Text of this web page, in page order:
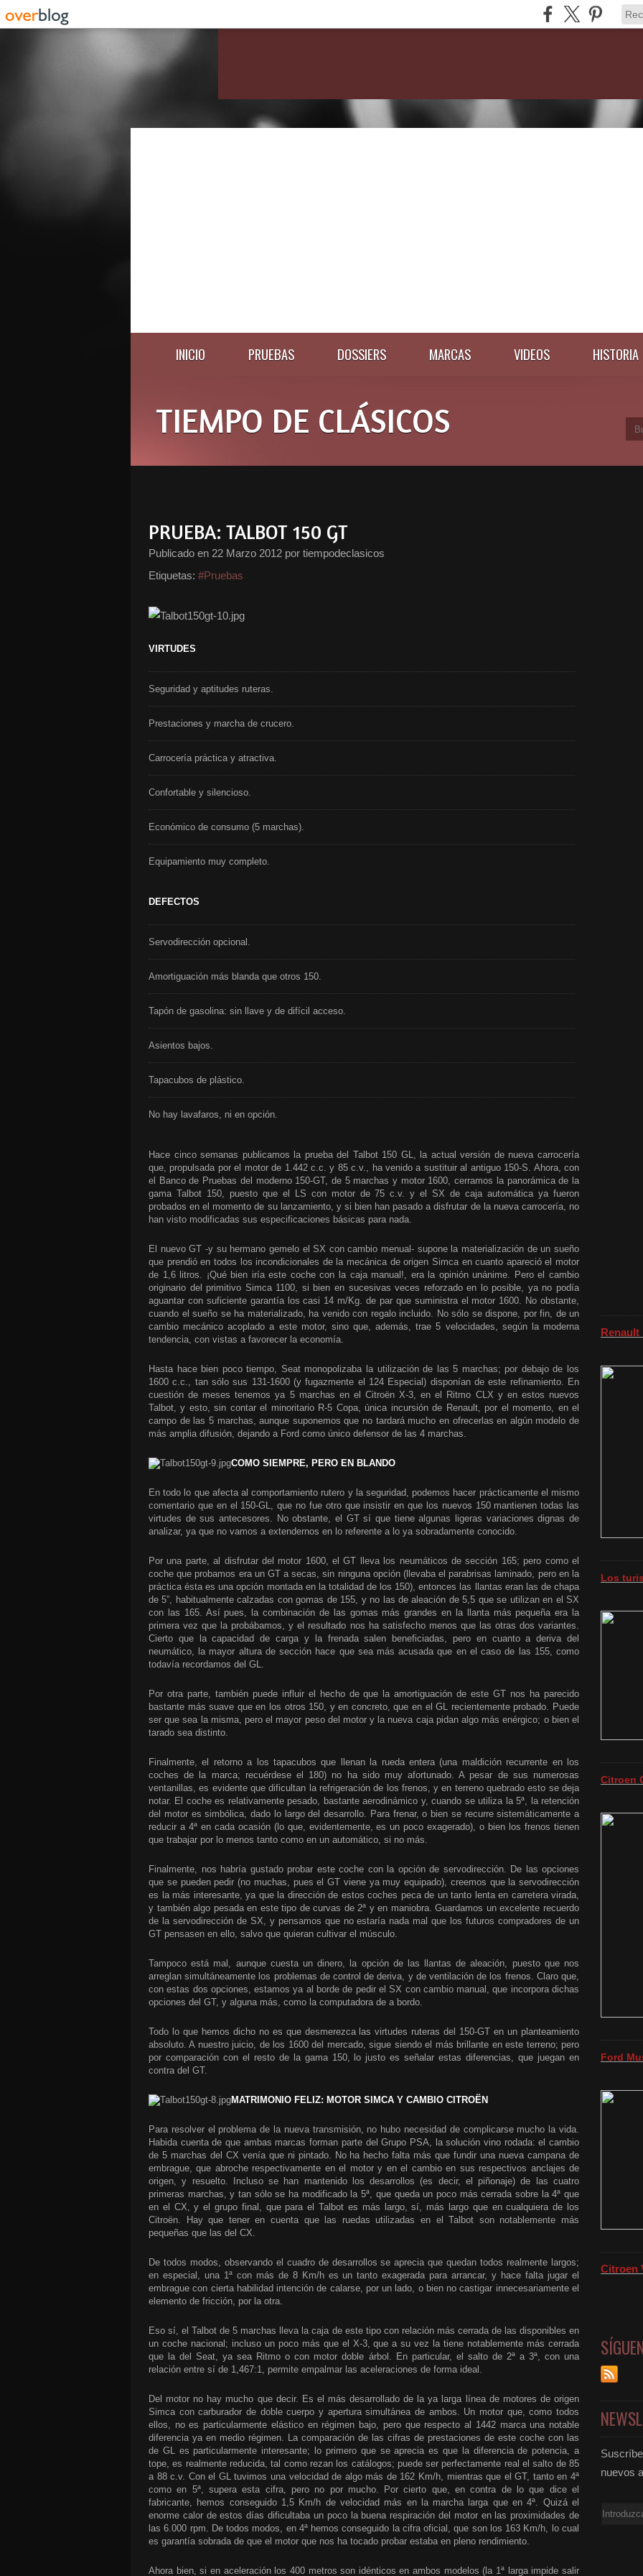
INICIO PRUEBAS DOSSIERS MARCAS VIDEOS HISTORIA
TIEMPO DE CLÁSICOS
PRUEBA: TALBOT 150 GT
Publicado en 22 Marzo 2012 por tiempodeclasicos
Etiquetas: #Pruebas
VIRTUDES
Seguridad y aptitudes ruteras.
Prestaciones y marcha de crucero.
Carrocería práctica y atractiva.
Confortable y silencioso.
Económico de consumo (5 marchas).
Equipamiento muy completo.
DEFECTOS
Servodirección opcional.
Amortiguación más blanda que otros 150.
Tapón de gasolina: sin llave y de difícil acceso.
Asientos bajos.
Tapacubos de plástico.
No hay lavafaros, ni en opción.
Hace cinco semanas publicamos la prueba del Talbot 150 GL, la actual versión de nueva carrocería
que, propulsada por el motor de 1.442 c.c. y 85 c.v., ha venido a sustituir al antiguo 150-S. Ahora, con
el Banco de Pruebas del moderno 150-GT, de 5 marchas y motor 1600, cerramos la panorámica de la
gama Talbot 150, puesto que el LS con motor de 75 c.v. y el SX de caja automática ya fueron
probados en el momento de su lanzamiento, y si bien han pasado a disfrutar de la nueva carrocería, no
han visto modificadas sus especificaciones básicas para nada.
El nuevo GT -y su hermano gemelo el SX con cambio menual- supone la materialización de un sueño
que prendió en todos los incondicionales de la mecánica de origen Simca en cuanto apareció el motor
de 1,6 litros. ¡Qué bien iría este coche con la caja manual!, era la opinión unánime. Pero el cambio
originario del primitivo Simca 1100, si bien en sucesivas veces reforzado en lo posible, ya no podía
aguantar con suficiente garantía los casi 14 m/Kg. de par que suministra el motor 1600. No obstante,
cuando el sueño se ha materializado, ha venido con regalo incluido. No sólo se dispone, por fin, de un
cambio mecánico acoplado a este motor, sino que, además, trae 5 velocidades, según la moderna
tendencia, con vistas a favorecer la economía.
Hasta hace bien poco tiempo, Seat monopolizaba la utilización de las 5 marchas; por debajo de los
1600 c.c., tan sólo sus 131-1600 (y fugazmente el 124 Especial) disponían de este refinamiento. En
cuestión de meses tenemos ya 5 marchas en el Citroën X-3, en el Ritmo CLX y en estos nuevos
Talbot, y esto, sin contar el minoritario R-5 Copa, única incursión de Renault, por el momento, en el
campo de las 5 marchas, aunque suponemos que no tardará mucho en ofrecerlas en algún modelo de
más amplia difusión, dejando a Ford como único defensor de las 4 marchas.
COMO SIEMPRE, PERO EN BLANDO
En todo lo que afecta al comportamiento rutero y la seguridad, podemos hacer prácticamente el mismo
comentario que en el 150-GL, que no fue otro que insistir en que los nuevos 150 mantienen todas las
virtudes de sus antecesores. No obstante, el GT sí que tiene algunas ligeras variaciones dignas de
analizar, ya que no vamos a extendernos en lo referente a lo ya sobradamente conocido.
Por una parte, al disfrutar del motor 1600, el GT lleva los neumáticos de sección 165; pero como el
coche que probamos era un GT a secas, sin ninguna opción (llevaba el parabrisas laminado, pero en la
práctica ésta es una opción montada en la totalidad de los 150), entonces las llantas eran las de chapa
de 5”, habitualmente calzadas con gomas de 155, y no las de aleación de 5,5 que se utilizan en el SX
con las 165. Así pues, la combinación de las gomas más grandes en la llanta más pequeña era la
primera vez que la probábamos, y el resultado nos ha satisfecho menos que las otras dos variantes.
Cierto que la capacidad de carga y la frenada salen beneficiadas, pero en cuanto a deriva del
neumático, la mayor altura de sección hace que sea más acusada que en el caso de las 155, como
todavía recordamos del GL.
Por otra parte, también puede influir el hecho de que la amortiguación de este GT nos ha parecido
bastante más suave que en los otros 150, y en concreto, que en el GL recientemente probado. Puede
ser que sea la misma, pero el mayor peso del motor y la nueva caja pidan algo más enérgico; o bien el
tarado sea distinto.
Finalmente, el retorno a los tapacubos que llenan la rueda entera (una maldición recurrente en los
coches de la marca; recuérdese el 180) no ha sido muy afortunado. A pesar de sus numerosas
ventanillas, es evidente que dificultan la refrigeración de los frenos, y en terreno quebrado esto se deja
notar. El coche es relativamente pesado, bastante aerodinámico y, cuando se utiliza la 5ª, la retención
del motor es simbólica, dado lo largo del desarrollo. Para frenar, o bien se recurre sistemáticamente a
reducir a 4ª en cada ocasión (lo que, evidentemente, es un poco exagerado), o bien los frenos tienen
que trabajar por lo menos tanto como en un automático, si no más.
Finalmente, nos habría gustado probar este coche con la opción de servodirección. De las opciones
que se pueden pedir (no muchas, pues el GT viene ya muy equipado), creemos que la servodirección
es la más interesante, ya que la dirección de estos coches peca de un tanto lenta en carretera virada,
y también algo pesada en este tipo de curvas de 2ª y en maniobra. Guardamos un excelente recuerdo
de la servodirección de SX, y pensamos que no estaría nada mal que los futuros compradores de un
GT pensasen en ello, salvo que quieran cultivar el músculo.
Tampoco está mal, aunque cuesta un dinero, la opción de las llantas de aleación, puesto que nos
arreglan simultáneamente los problemas de control de deriva, y de ventilación de los frenos. Claro que,
con estas dos opciones, estamos ya al borde de pedir el SX con cambio manual, que incorpora dichas
opciones del GT, y alguna más, como la computadora de a bordo.
Todo lo que hemos dicho no es que desmerezca las virtudes ruteras del 150-GT en un planteamiento
absoluto. A nuestro juicio, de los 1600 del mercado, sigue siendo el más brillante en este terreno; pero
por comparación con el resto de la gama 150, lo justo es señalar estas diferencias, que juegan en
contra del GT.
MATRIMONIO FELIZ: MOTOR SIMCA Y CAMBIO CITROËN
Para resolver el problema de la nueva transmisión, no hubo necesidad de complicarse mucho la vida.
Habida cuenta de que ambas marcas forman parte del Grupo PSA, la solución vino rodada: el cambio
de 5 marchas del CX venía que ni pintado. No ha hecho falta más que fundir una nueva campana de
embrague, que abroche respectivamente en el motor y en el cambio en sus respectivos anclajes de
origen, y resuelto. Incluso se han mantenido los desarrollos (es decir, el piñonaje) de las cuatro
primeras marchas, y tan sólo se ha modificado la 5ª, que queda un poco más cerrada sobre la 4ª que
en el CX, y el grupo final, que para el Talbot es más largo, sí, más largo que en cualquiera de los
Citroën. Hay que tener en cuenta que las ruedas utilizadas en el Talbot son notablemente más
pequeñas que las del CX.
De todos modos, observando el cuadro de desarrollos se aprecia que quedan todos realmente largos;
en especial, una 1ª con más de 8 Km/h es un tanto exagerada para arrancar, y hace falta jugar el
embrague con cierta habilidad intención de calarse, por un lado, o bien no castigar innecesariamente el
elemento de fricción, por la otra.
Eso sí, el Talbot de 5 marchas lleva la caja de este tipo con relación más cerrada de las disponibles en
un coche nacional; incluso un poco más que el X-3, que a su vez la tiene notablemente más cerrada
que la del Seat, ya sea Ritmo o con motor doble árbol. En particular, el salto de 2ª a 3ª, con una
relación entre sí de 1,467:1, permite empalmar las aceleraciones de forma ideal.
Del motor no hay mucho que decir. Es el más desarrollado de la ya larga línea de motores de origen
Simca con carburador de doble cuerpo y apertura simultánea de ambos. Un motor que, como todos
ellos, no es particularmente elástico en régimen bajo, pero que respecto al 1442 marca una notable
diferencia ya en medio régimen. La comparación de las cifras de prestaciones de este coche con las
de GL es particularmente interesante; lo primero que se aprecia es que la diferencia de potencia, a
tope, es realmente reducida, tal como rezan los catálogos; puede ser perfectamente real el salto de 85
a 88 c.v. Con el GL tuvimos una velocidad de algo más de 162 Km/h, mientras que el GT, tanto en 4ª
como en 5ª, supera esta cifra, pero no por mucho. Por cierto que, en contra de lo que dice el
fabricante, hemos conseguido 1,5 Km/h de velocidad más en la marcha larga que en 4ª. Quizá el
enorme calor de estos días dificultaba un poco la buena respiración del motor en las proximidades de
las 6.000 rpm. De todos modos, en 4ª hemos conseguido la cifra oficial, que son los 163 Km/h, lo cual
es garantía sobrada de que el motor que nos ha tocado probar estaba en pleno rendimiento.
Ahora bien, si en aceleración los 400 metros son idénticos en ambos modelos (la 1ª larga impide salir
Renault
Los
Citroen
Ford
Citroen
nuevos
Email